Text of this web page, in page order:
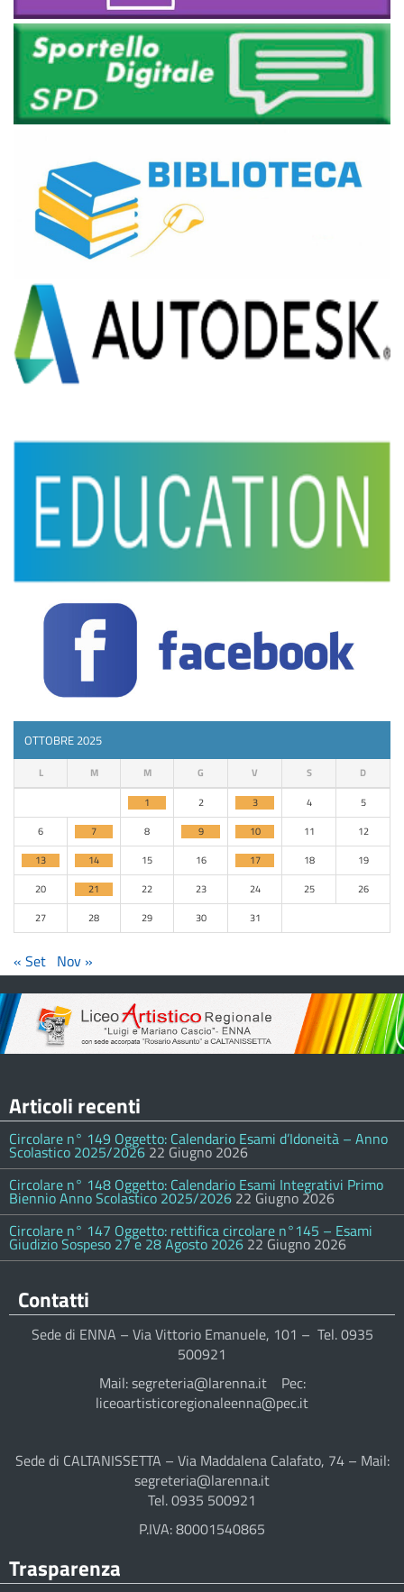
OTTOBRE 2025
L M M G V S D
1 2 3 4
5
6
7 8 9 10 11
12
13
14 15 16 17 18
19
20
21 22 23 24 25
26
27
28 29 30 31
« Set Nov »
Articoli recenti
Circolare n° 149 Oggetto: Calendario Esami d’Idoneità – Anno
Scolastico 2025/2026 22 Giugno 2026
Circolare n° 148 Oggetto: Calendario Esami Integrativi Primo
Biennio Anno Scolastico 2025/2026 22 Giugno 2026
Circolare n° 147 Oggetto: rettifica circolare n°145 – Esami
Giudizio Sospeso 27 e 28 Agosto 2026 22 Giugno 2026
Contatti
Sede di ENNA – Via Vittorio Emanuele, 101 – Tel. 0935
500921
Mail: segreteria@larenna.it Pec:
liceoartisticoregionaleenna@pec.it
Sede di CALTANISSETTA – Via Maddalena Calafato, 74 – Mail:
segreteria@larenna.it
Tel. 0935 500921
P.IVA: 80001540865
Trasparenza